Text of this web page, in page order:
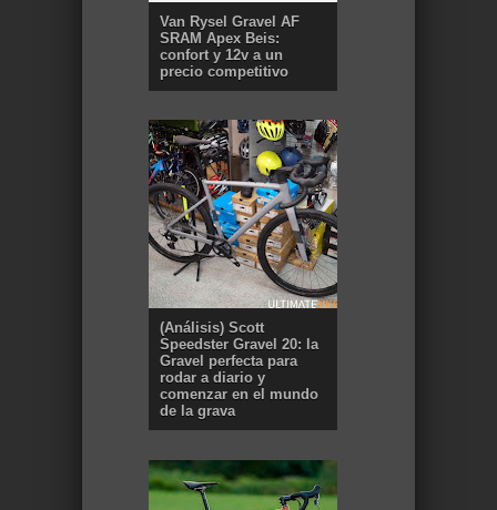
Van Rysel Gravel AF
SRAM Apex Beis:
confort y 12v a un
precio competitivo
(Análisis) Scott
Speedster Gravel 20: la
Gravel perfecta para
rodar a diario y
comenzar en el mundo
de la grava